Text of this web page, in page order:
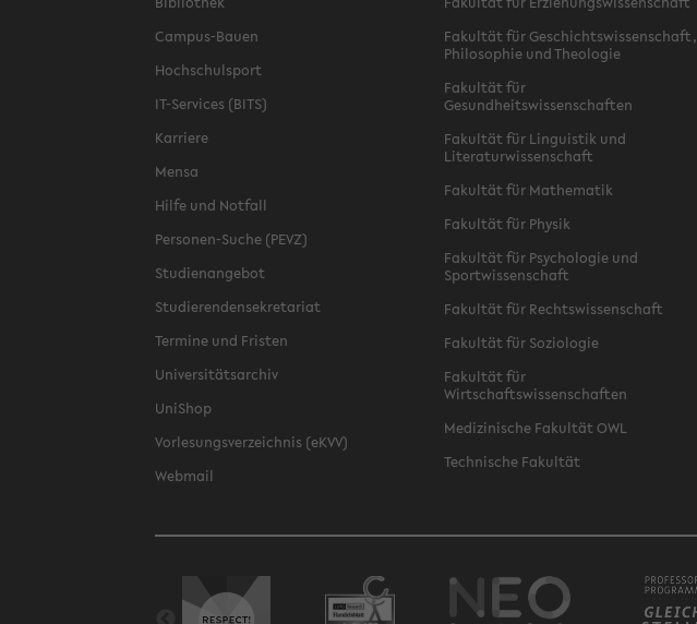
Campus-Bauen
Hochschulsport
IT-Services (BITS)
Karriere
Mensa
Hilfe und Notfall
Personen-Suche (PEVZ)
Studienangebot
Studierendensekretariat
Termine und Fristen
Universitätsarchiv
UniShop
Vorlesungsverzeichnis (eKVV)
Webmail
Fakultät für Geschichtswissenschaft,
Philosophie und Theologie
Fakultät für
Gesundheitswissenschaften
Fakultät für Linguistik und
Literaturwissenschaft
Fakultät für Mathematik
Fakultät für Physik
Fakultät für Psychologie und
Sportwissenschaft
Fakultät für Rechtswissenschaft
Fakultät für Soziologie
Fakultät für
Wirtschaftswissenschaften
Medizinische Fakultät OWL
Technische Fakultät